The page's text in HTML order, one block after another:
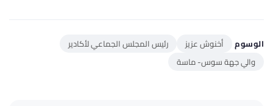
الوسوم أخنوش عزيز
رئيس المجلس الجماعي لأكادير
والي جهة سوس- ماسة